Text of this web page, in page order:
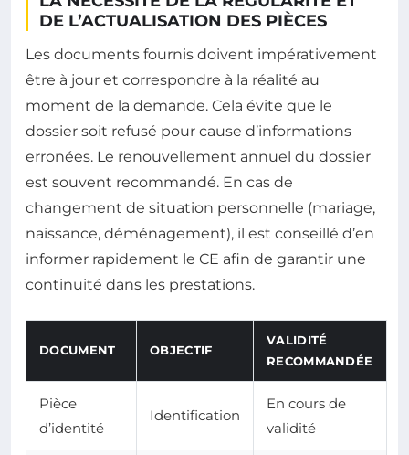
DE L’ACTUALISATION DES PIÈCES
Les documents fournis doivent impérativement
être à jour et correspondre à la réalité au
moment de la demande. Cela évite que le
dossier soit refusé pour cause d’informations
erronées. Le renouvellement annuel du dossier
est souvent recommandé. En cas de
changement de situation personnelle (mariage,
naissance, déménagement), il est conseillé d’en
informer rapidement le CE afin de garantir une
continuité dans les prestations.
DOCUMENT OBJECTIF
VALIDITÉ
RECOMMANDÉE
Pièce
d’identité
Identification
En cours de
validité